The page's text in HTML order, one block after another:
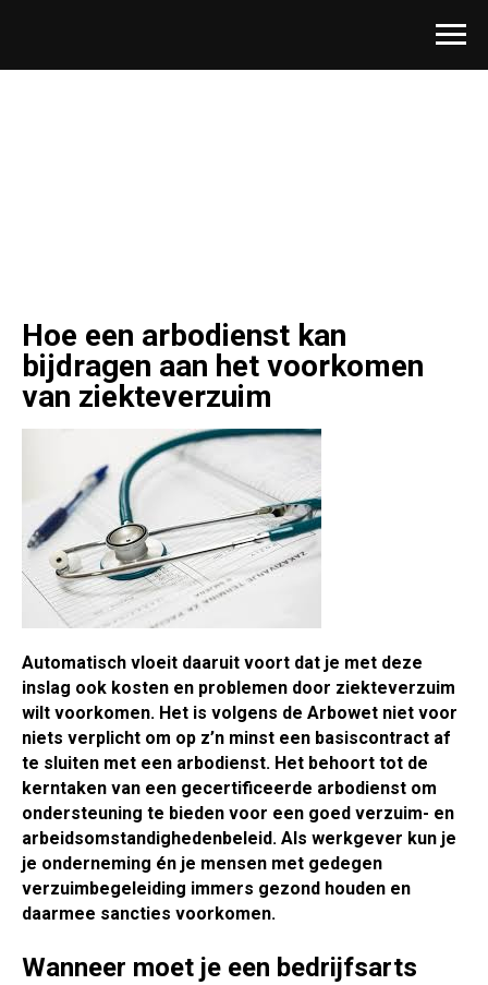
Hoe een arbodienst kan
bijdragen aan het voorkomen
van ziekteverzuim
Automatisch vloeit daaruit voort dat je met deze
inslag ook kosten en problemen door ziekteverzuim
wilt voorkomen. Het is volgens de Arbowet niet voor
niets verplicht om op z’n minst een basiscontract af
te sluiten met een arbodienst. Het behoort tot de
kerntaken van een gecertificeerde arbodienst om
ondersteuning te bieden voor een goed verzuim- en
arbeidsomstandighedenbeleid. Als werkgever kun je
je onderneming én je mensen met gedegen
verzuimbegeleiding immers gezond houden en
daarmee sancties voorkomen.
Wanneer moet je een bedrijfsarts